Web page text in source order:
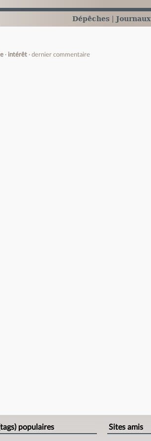
Dépêches Journaux
intérêt dernier commentaire
populaires Sites amis